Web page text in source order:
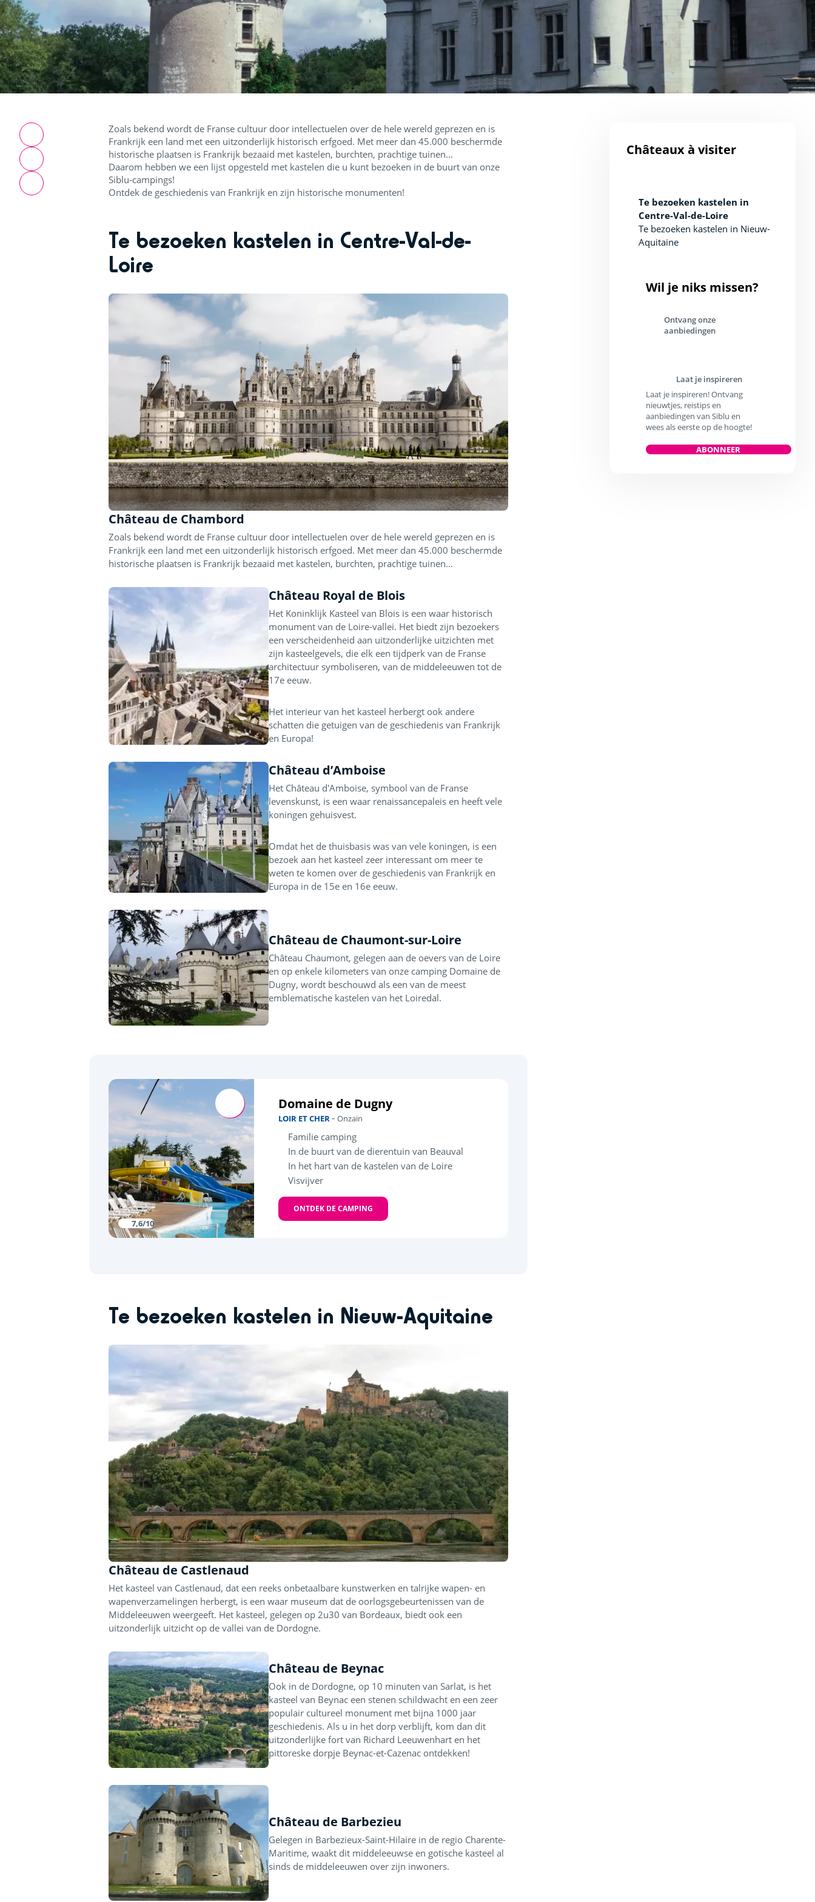
Zoals bekend wordt de Franse cultuur door intellectuelen over de hele wereld geprezen en is
Frankrijk een land met een uitzonderlijk historisch erfgoed. Met meer dan 45.000 beschermde
historische plaatsen is Frankrijk bezaaid met kastelen, burchten, prachtige tuinen...
Daarom hebben we een lijst opgesteld met kastelen die u kunt bezoeken in de buurt van onze
Siblu-campings!
Ontdek de geschiedenis van Frankrijk en zijn historische monumenten!
Te bezoeken kastelen in Centre-Val-de-
Loire
Château de Chambord
Zoals bekend wordt de Franse cultuur door intellectuelen over de hele wereld geprezen en is
Frankrijk een land met een uitzonderlijk historisch erfgoed. Met meer dan 45.000 beschermde
historische plaatsen is Frankrijk bezaaid met kastelen, burchten, prachtige tuinen...
Château Royal de Blois
Het Koninklijk Kasteel van Blois is een waar historisch
monument van de Loire-vallei. Het biedt zijn bezoekers
een verscheidenheid aan uitzonderlijke uitzichten met
zijn kasteelgevels, die elk een tijdperk van de Franse
architectuur symboliseren, van de middeleeuwen tot de
17e eeuw.
Het interieur van het kasteel herbergt ook andere
schatten die getuigen van de geschiedenis van Frankrijk
en Europa!
Château d’Amboise
Het Château d'Amboise, symbool van de Franse
levenskunst, is een waar renaissancepaleis en heeft vele
koningen gehuisvest.
Omdat het de thuisbasis was van vele koningen, is een
bezoek aan het kasteel zeer interessant om meer te
weten te komen over de geschiedenis van Frankrijk en
Europa in de 15e en 16e eeuw.
Château de Chaumont-sur-Loire
Château Chaumont, gelegen aan de oevers van de Loire
en op enkele kilometers van onze camping Domaine de
Dugny, wordt beschouwd als een van de meest
emblematische kastelen van het Loiredal.
7,6/10
Domaine de Dugny
LOIR ET CHER-Onzain
Familie camping
In de buurt van de dierentuin van Beauval
In het hart van de kastelen van de Loire
Visvijver
ONTDEK DE CAMPING
Te bezoeken kastelen in Nieuw-Aquitaine
Château de Castlenaud
Het kasteel van Castlenaud, dat een reeks onbetaalbare kunstwerken en talrijke wapen- en
wapenverzamelingen herbergt, is een waar museum dat de oorlogsgebeurtenissen van de
Middeleeuwen weergeeft. Het kasteel, gelegen op 2u30 van Bordeaux, biedt ook een
uitzonderlijk uitzicht op de vallei van de Dordogne.
Château de Beynac
Ook in de Dordogne, op 10 minuten van Sarlat, is het
kasteel van Beynac een stenen schildwacht en een zeer
populair cultureel monument met bijna 1000 jaar
geschiedenis. Als u in het dorp verblijft, kom dan dit
uitzonderlijke fort van Richard Leeuwenhart en het
pittoreske dorpje Beynac-et-Cazenac ontdekken!
Château de Barbezieu
Gelegen in Barbezieux-Saint-Hilaire in de regio Charente-
Maritime, waakt dit middeleeuwse en gotische kasteel al
sinds de middeleeuwen over zijn inwoners.
Châteaux à visiter
Te bezoeken kastelen in
Centre-Val-de-Loire
Te bezoeken kastelen in Nieuw-
Aquitaine
Wil je niks missen?
Ontvang onze
aanbiedingen
Laat je inspireren
Laat je inspireren! Ontvang
nieuwtjes, reistips en
aanbiedingen van Siblu en
wees als eerste op de hoogte!
ABONNEER